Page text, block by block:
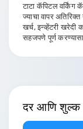
टाटा कॅपिटल
ज्याचा वापर
खर्च, इन्व्हेंटरी खरेदी
सहजपणे पूर्ण
दर आणि शुल्क